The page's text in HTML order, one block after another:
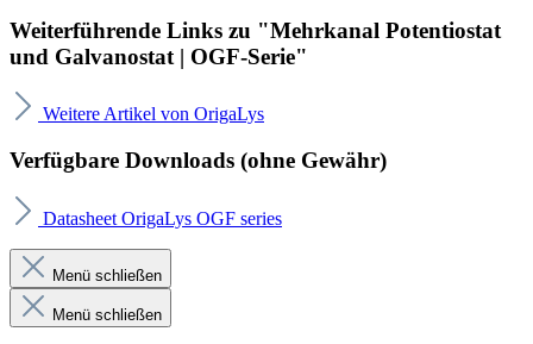
Weiterführende Links zu "Mehrkanal Potentiostat
und Galvanostat | OGF-Serie"
Weitere Artikel von OrigaLys
Verfügbare Downloads (ohne Gewähr)
Datasheet OrigaLys OGF series
Menü schließen
Menü schließen